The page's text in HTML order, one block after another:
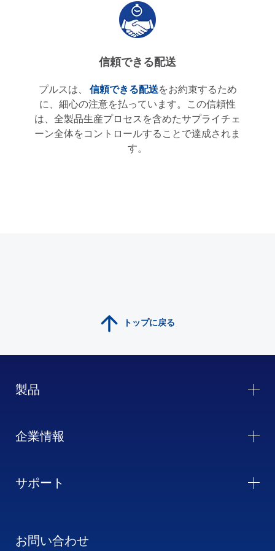
信頼できる配送
プルスは、 信頼できる配送をお約束するため
に、細心の注意を払っています。この信頼性
は、全製品生産プロセスを含めたサプライチェ
ーン全体をコントロールすることで達成されま
す。
トップに戻る
製品
企業情報
サポート
お問い合わせ